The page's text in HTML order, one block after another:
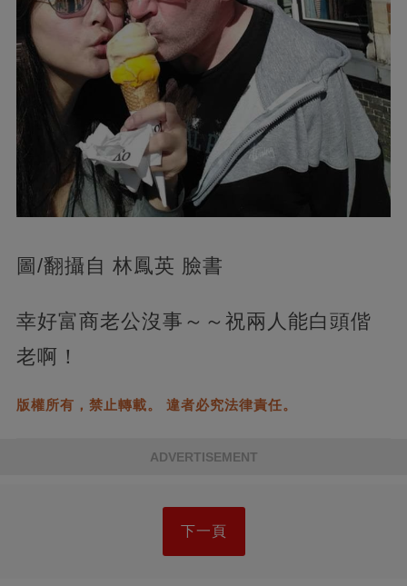
圖/翻攝自 林鳳英 臉書
幸好富商老公沒事～～祝兩人能白頭偕
老啊！
版權所有，禁止轉載。 違者必究法律責任。
ADVERTISEMENT
下一頁